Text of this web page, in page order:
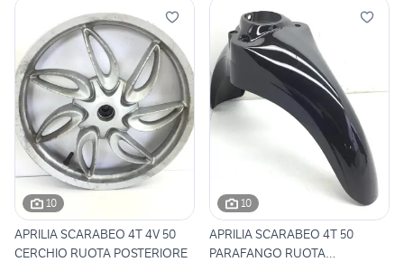
10
APRILIA SCARABEO 4T 4V 50
CERCHIO RUOTA POSTERIORE
10
APRILIA SCARABEO 4T 50
PARAFANGO RUOTA